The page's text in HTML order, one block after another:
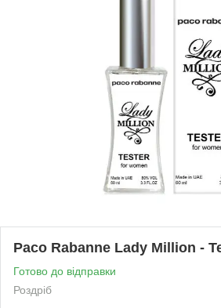
Paco Rabanne Lady Million -
Готово до відправки
Роздріб